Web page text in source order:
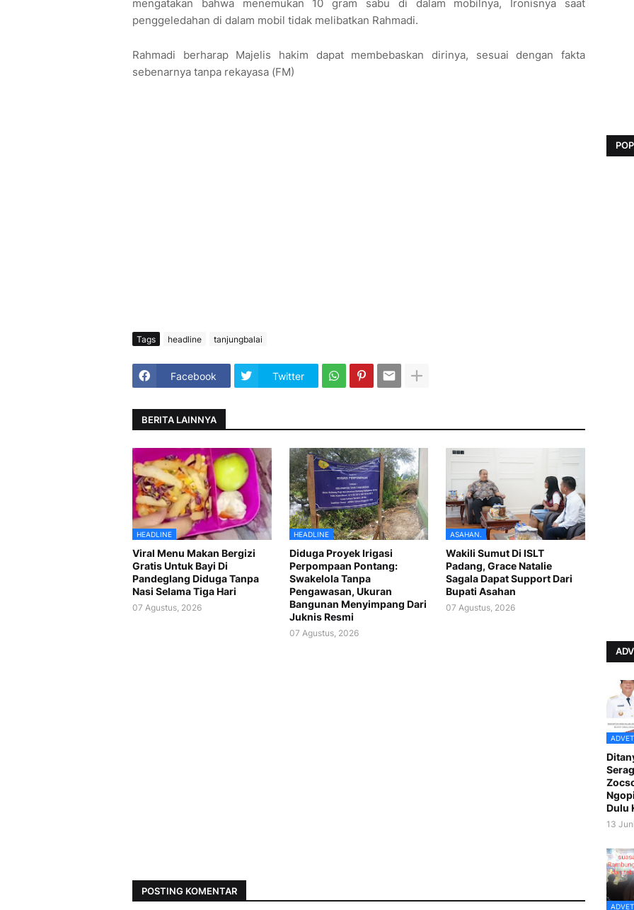
mengatakan bahwa menemukan 10 gram sabu di dalam mobilnya, Ironisnya saat
penggeledahan di dalam mobil tidak melibatkan Rahmadi.
Rahmadi berharap Majelis hakim dapat membebaskan dirinya, sesuai dengan fakta
sebenarnya tanpa rekayasa (FM)
Tags headline tanjungbalai
Facebook Twitter
BERITA LAINNYA
HEADLINE
Viral Menu Makan Bergizi
Gratis Untuk Bayi Di
Pandeglang Diduga Tanpa
Nasi Selama Tiga Hari
07 Agustus, 2026
HEADLINE
Diduga Proyek Irigasi
Perpompaan Pontang:
Swakelola Tanpa
Pengawasan, Ukuran
Bangunan Menyimpang Dari
Juknis Resmi
07 Agustus, 2026
ASAHAN.
Wakili Sumut Di ISLT
Padang, Grace Natalie
Sagala Dapat Support Dari
Bupati Asahan
07 Agustus, 2026
POSTING KOMENTAR
Dulu
13